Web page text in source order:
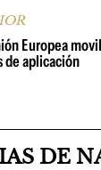
Europea
de aplicación
DE